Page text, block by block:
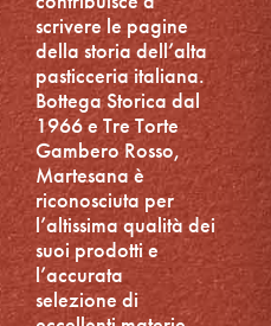
scrivere le pagine
della storia dell’alta
pasticceria italiana.
Bottega Storica dal
1966 e Tre Torte
Gambero Rosso,
Martesana è
riconosciuta per
l’altissima qualità dei
suoi prodotti e
l’accurata
selezione di